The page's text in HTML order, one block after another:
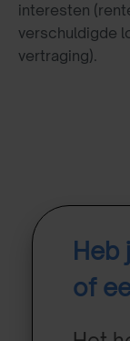
interesten
verschuldigde
vertraging).
Heb
of